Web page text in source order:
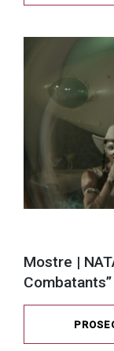
Mostre |
Combatants”